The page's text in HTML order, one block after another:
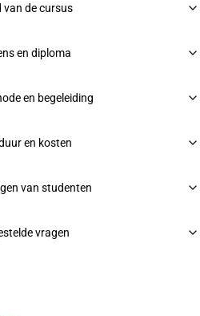
van de cursus
en diploma
en begeleiding
en kosten
van studenten
vragen